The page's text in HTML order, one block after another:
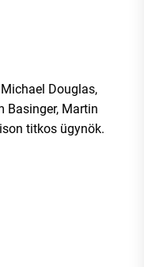
Douglas,
Basinger, Martin
titkos ügynök.